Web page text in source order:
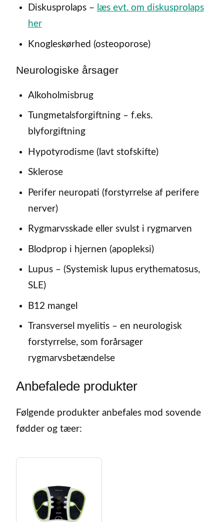
Diskusprolaps – læs evt. om diskusprolaps
her
Knogleskørhed (osteoporose)
Neurologiske årsager
Alkoholmisbrug
Tungmetalsforgiftning – f.eks.
blyforgiftning
Hypotyrodisme (lavt stofskifte)
Sklerose
Perifer neuropati (forstyrrelse af perifere
nerver)
Rygmarvsskade eller svulst i rygmarven
Blodprop i hjernen (apopleksi)
Lupus – (Systemisk lupus erythematosus,
SLE)
B12 mangel
Transversel myelitis – en neurologisk
forstyrrelse, som forårsager
rygmarvsbetændelse
Anbefalede produkter
Følgende produkter anbefales mod sovende
fødder og tæer: